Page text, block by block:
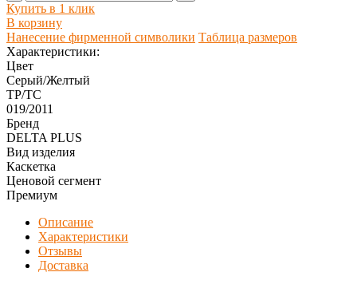
Купить в 1 клик
В корзину
Нанесение фирменной символики Таблица размеров
Характеристики:
Цвет
Серый/Желтый
ТР/ТС
019/2011
Бренд
DELTA PLUS
Вид изделия
Каскетка
Ценовой сегмент
Премиум
Описание
Характеристики
Отзывы
Доставка